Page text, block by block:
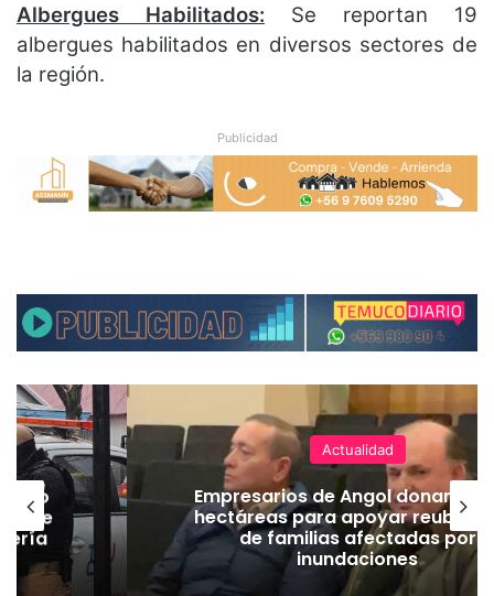
Albergues Habilitados: Se reportan 19
albergues habilitados en diversos sectores de
la región.
Publicidad
de
Actualidad
Empresarios de Angol donan
hectáreas para apoyar
de familias afectadas por
inundaciones